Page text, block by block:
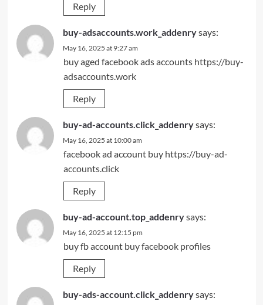
Reply
buy-adsaccounts.work_addenrysays:
May 16, 2025 at 9:27 am
buy aged facebook ads accounts https://buy-
adsaccounts.work
Reply
buy-ad-accounts.click_addenrysays:
May 16, 2025 at 10:00 am
facebook ad account buy https://buy-ad-
accounts.click
Reply
buy-ad-account.top_addenrysays:
May 16, 2025 at 12:15 pm
buy fb account buy facebook profiles
Reply
buy-ads-account.click_addenrysays: